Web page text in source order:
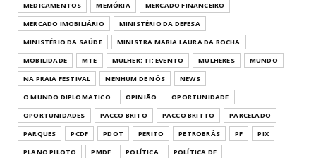
MEDICAMENTOS
MEMÓRIA
MERCADO FINANCEIRO
MERCADO IMOBILIÁRIO
MINISTÉRIO DA DEFESA
MINISTÉRIO DA SAÚDE
MINISTRA MARIA LAURA DA ROCHA
MOBILIDADE
MTE MULHER; TI; EVENTO MULHERES
MUNDO
NA PRAIA FESTIVAL
NENHUM DE NÓS
NEWS
O MUNDO DIPLOMATICO
OPINIÃO
OPORTUNIDADE
OPORTUNIDADES
PACCO BRITO PACCO BRITTO
PARCELADO
PARQUES
PCDF PDOT PERITO PETROBRÁS PF
PIX
PLANO PILOTO
PMDF POLÍTICA
POLÍTICA DF